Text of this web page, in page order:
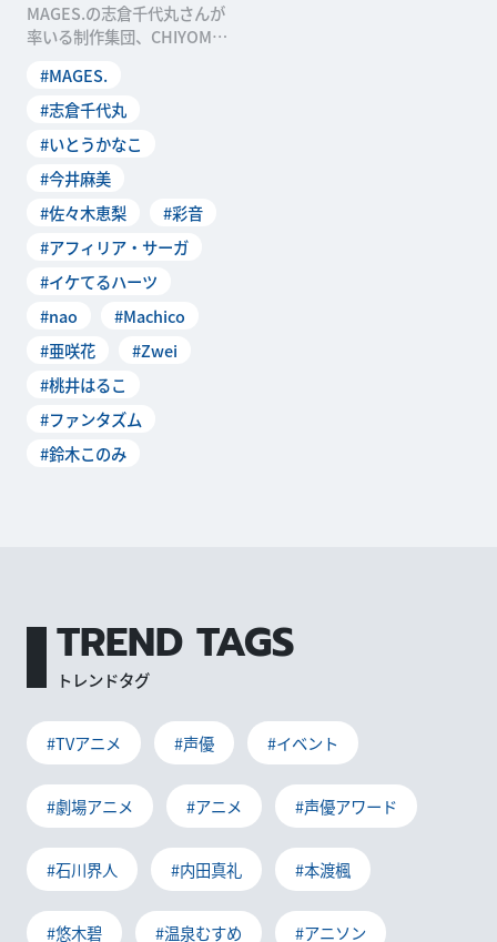
MAGES.の志倉千代丸さんが
率いる制作集団、CHIYOMAR
タ）。5
#MAGES.
#志倉千代丸
#いとうかなこ
#今井麻美
#佐々木恵梨
#彩音
#アフィリア・サーガ
#イケてるハーツ
#nao
#Machico
#亜咲花
#Zwei
#桃井はるこ
#ファンタズム
#鈴木このみ
TREND TAGS
トレンドタグ
#TVアニメ #声優 #イベント
#劇場アニメ #アニメ #声優アワード
#石川界人 #内田真礼 #本渡楓
#悠木碧 #温泉むすめ #アニソン